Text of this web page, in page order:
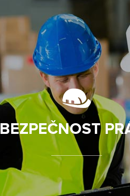
BEZPEČNOST